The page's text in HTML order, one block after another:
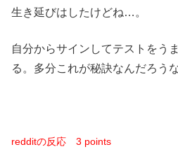
生き延びはしたけどね…。
自分からサインしてテストをう
る。多分これが秘訣なんだろう
redditの反応 3 points